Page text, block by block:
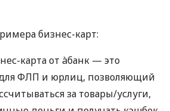
бизнес-карт:
карта от àбанк — это
ФЛП и юрлиц, позволяющий
за товары/услуги,